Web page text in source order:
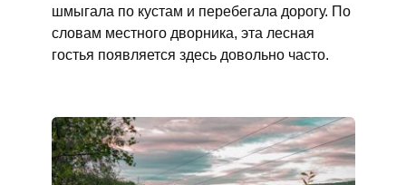
шмыгала по кустам и перебегала дорогу. По
словам местного дворника, эта лесная
гостья появляется здесь довольно часто.